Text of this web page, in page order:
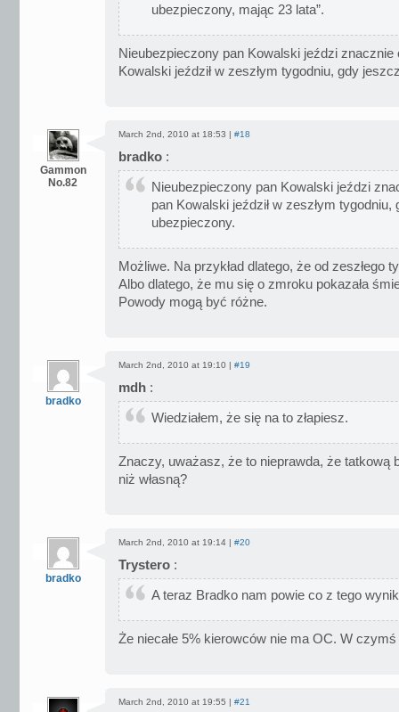
ubezpieczony, mając 23 lata”.
Nieubezpieczony pan Kowalski jeździ znacznie
Kowalski jeździł w zeszłym tygodniu, gdy
Gammon
No.82
March 2nd, 2010 at 18:53 | #18
bradko :
Nieubezpieczony pan Kowalski jeździ
pan Kowalski jeździł w zeszłym tygodniu,
ubezpieczony.
Możliwe. Na przykład dlatego, że od zeszłego
Albo dlatego, że mu się o zmroku pokazała
Powody mogą być różne.
bradko
March 2nd, 2010 at 19:10 | #19
mdh :
Wiedziałem, że się na to złapiesz.
Znaczy, uważasz, że to nieprawda, że tatkową
niż własną?
bradko
March 2nd, 2010 at 19:14 | #20
Trystero :
A teraz Bradko nam powie co z tego
Że niecałe 5% kierowców nie ma OC. W
March 2nd, 2010 at 19:55 | #21